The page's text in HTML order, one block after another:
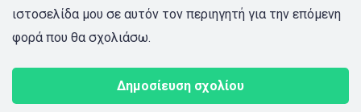
ιστοσελίδα μου σε αυτόν τον περιηγητή για την επόμενη
φορά που θα σχολιάσω.